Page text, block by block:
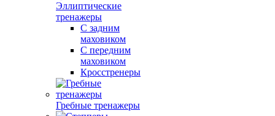
Эллиптические
тренажеры
С задним
маховиком
С передним
маховиком
Кросстренеры
Гребные тренажеры